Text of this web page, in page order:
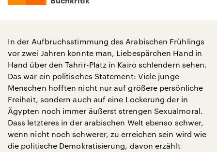
In der Aufbruchsstimmung des Arabischen Frühlings
vor zwei Jahren konnte man, Liebespärchen Hand in
Hand über den Tahrir-Platz in Kairo schlendern sehen.
Das war ein politisches Statement: Viele junge
Menschen hofften nicht nur auf größere persönliche
Freiheit, sondern auch auf eine Lockerung der in
Ägypten noch immer äußerst strengen Sexualmoral.
Dass letzteres in der arabischen Welt ebenso schwer,
wenn nicht noch schwerer, zu erreichen sein wird wie
die politische Demokratisierung, davon erzählt